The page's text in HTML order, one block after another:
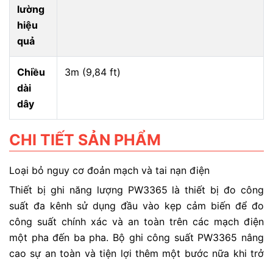
lường
hiệu
quả
Chiều
dài
dây
3m (9,84 ft)
CHI TIẾT SẢN PHẨM
Loại bỏ nguy cơ đoản mạch và tai nạn điện
Thiết bị ghi năng lượng PW3365 là thiết bị đo công
suất đa kênh sử dụng đầu vào kẹp cảm biến để đo
công suất chính xác và an toàn trên các mạch điện
một pha đến ba pha. Bộ ghi công suất PW3365 nâng
cao sự an toàn và tiện lợi thêm một bước nữa khi trở